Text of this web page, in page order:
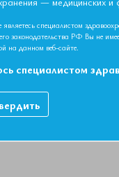
ДОСТУПЕН
членом ЕАТ,
Как вступить в
специалистом
законодательства РФ Вы не
на данном веб-сайте.
специалистом